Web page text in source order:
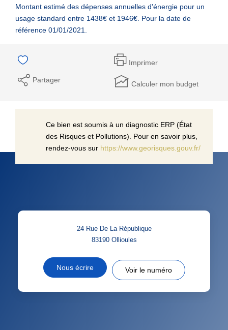
Montant estimé des dépenses annuelles d'énergie pour un
usage standard entre 1438€ et 1946€. Pour la date de
référence 01/01/2021.
Imprimer
Partager Calculer mon budget
Ce bien est soumis à un diagnostic ERP (État
des Risques et Pollutions). Pour en savoir plus,
rendez-vous sur https://www.georisques.gouv.fr/
24 Rue De La République
83190 Ollioules
Nous écrire Voir le numéro